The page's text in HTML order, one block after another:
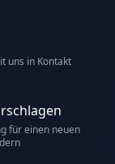
uns in Kontakt
für einen neuen